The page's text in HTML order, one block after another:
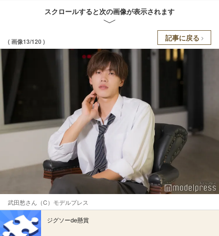
スクロールすると次の画像が表示されます
( 画像13/120 ) 記事に戻る
武田愁さん（C）モデルプレス
ジグソーde懸賞